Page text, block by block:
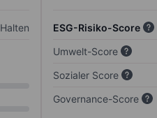
Halten ESG-Risiko-Score
Umwelt-Score
Sozialer Score
Governance-Score